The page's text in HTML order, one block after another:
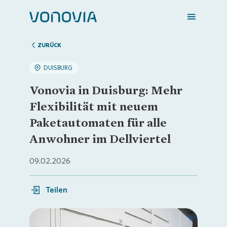
Zuhause finden
Mein Zuhause
Meine Stadt
ZURÜCK
DUISBURG
Vonovia in Duisburg: Mehr
Flexibilität mit neuem
Paketautomaten für alle
Anwohner im Dellviertel
09.02.2026
Teilen